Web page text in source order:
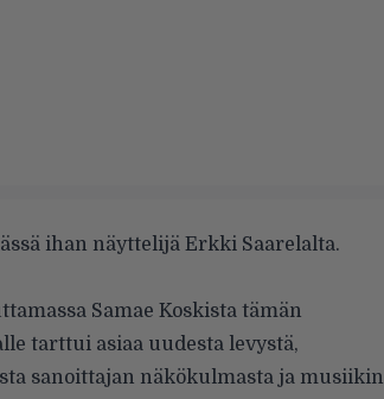
ihan näyttelijä Erkki Saarelalta.
Samae Koskista tämän
tarttui asiaa uudesta levystä,
sanoittajan näkökulmasta ja musiikin